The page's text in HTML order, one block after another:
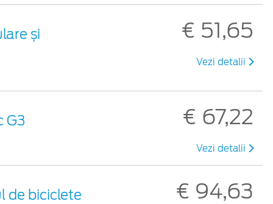
și
€ 51,65
Vezi detalii
G3 € 67,22
Vezi detalii
de biciclete
€ 94,63